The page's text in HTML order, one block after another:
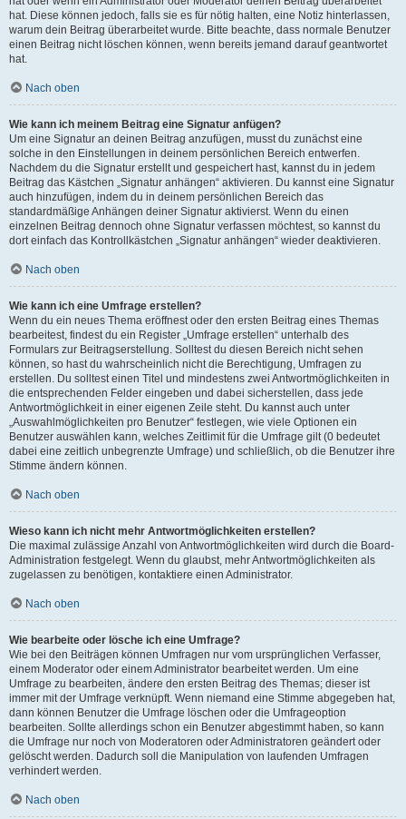
hat. Diese können jedoch, falls sie es für nötig halten, eine Notiz hinterlassen,
warum dein Beitrag überarbeitet wurde. Bitte beachte, dass normale Benutzer
einen Beitrag nicht löschen können, wenn bereits jemand darauf geantwortet
hat.
Nach oben
Wie kann ich meinem Beitrag eine Signatur anfügen?
Um eine Signatur an deinen Beitrag anzufügen, musst du zunächst eine
solche in den Einstellungen in deinem persönlichen Bereich entwerfen.
Nachdem du die Signatur erstellt und gespeichert hast, kannst du in jedem
Beitrag das Kästchen „Signatur anhängen“ aktivieren. Du kannst eine Signatur
auch hinzufügen, indem du in deinem persönlichen Bereich das
standardmäßige Anhängen deiner Signatur aktivierst. Wenn du einen
einzelnen Beitrag dennoch ohne Signatur verfassen möchtest, so kannst du
dort einfach das Kontrollkästchen „Signatur anhängen“ wieder deaktivieren.
Nach oben
Wie kann ich eine Umfrage erstellen?
Wenn du ein neues Thema eröffnest oder den ersten Beitrag eines Themas
bearbeitest, findest du ein Register „Umfrage erstellen“ unterhalb des
Formulars zur Beitragserstellung. Solltest du diesen Bereich nicht sehen
können, so hast du wahrscheinlich nicht die Berechtigung, Umfragen zu
erstellen. Du solltest einen Titel und mindestens zwei Antwortmöglichkeiten in
die entsprechenden Felder eingeben und dabei sicherstellen, dass jede
Antwortmöglichkeit in einer eigenen Zeile steht. Du kannst auch unter
„Auswahlmöglichkeiten pro Benutzer“ festlegen, wie viele Optionen ein
Benutzer auswählen kann, welches Zeitlimit für die Umfrage gilt (0 bedeutet
dabei eine zeitlich unbegrenzte Umfrage) und schließlich, ob die Benutzer ihre
Stimme ändern können.
Nach oben
Wieso kann ich nicht mehr Antwortmöglichkeiten erstellen?
Die maximal zulässige Anzahl von Antwortmöglichkeiten wird durch die Board-
Administration festgelegt. Wenn du glaubst, mehr Antwortmöglichkeiten als
zugelassen zu benötigen, kontaktiere einen Administrator.
Nach oben
Wie bearbeite oder lösche ich eine Umfrage?
Wie bei den Beiträgen können Umfragen nur vom ursprünglichen Verfasser,
einem Moderator oder einem Administrator bearbeitet werden. Um eine
Umfrage zu bearbeiten, ändere den ersten Beitrag des Themas; dieser ist
immer mit der Umfrage verknüpft. Wenn niemand eine Stimme abgegeben hat,
dann können Benutzer die Umfrage löschen oder die Umfrageoption
bearbeiten. Sollte allerdings schon ein Benutzer abgestimmt haben, so kann
die Umfrage nur noch von Moderatoren oder Administratoren geändert oder
gelöscht werden. Dadurch soll die Manipulation von laufenden Umfragen
verhindert werden.
Nach oben